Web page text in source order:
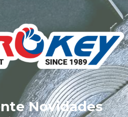
Novidades